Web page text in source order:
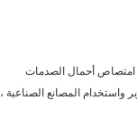
امتصاص أحمال الصدمات
واستخدام المصانع الصناعية ،